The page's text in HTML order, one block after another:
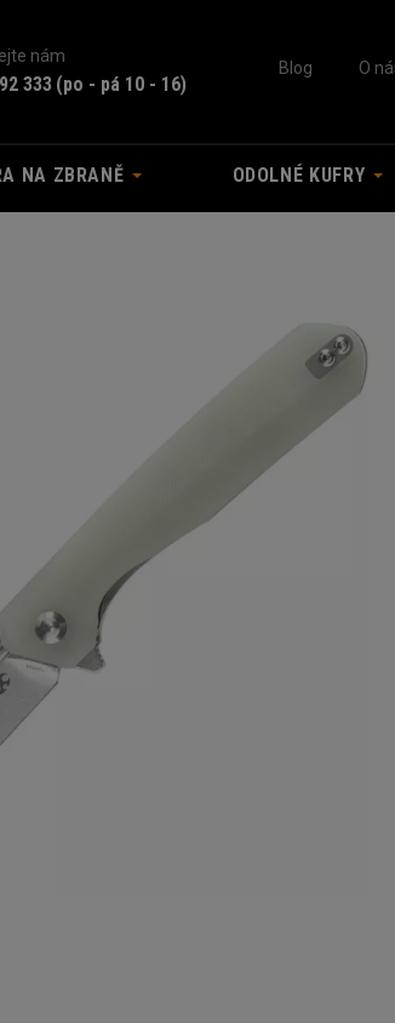
nám
333 (po - pá 10 - 16)
Blog O
NA ZBRANĚ ODOLNÉ KUFRY